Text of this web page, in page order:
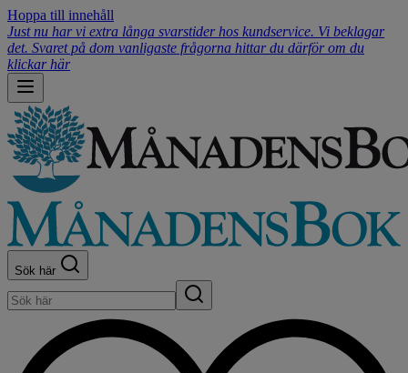
Hoppa till innehåll
Just nu har vi extra långa svarstider hos kundservice. Vi beklagar
det. Svaret på dom vanligaste frågorna hittar du därför om du
klickar här
Sök här